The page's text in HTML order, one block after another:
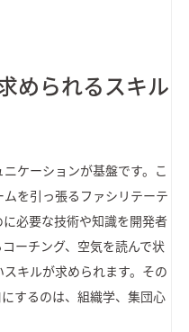
められるスキル
ケーションが基盤です。こ
を引っ張るファシリテーテ
必要な技術や知識を開発者
ーチング、空気を読んで状
キルが求められます。その
するのは、組織学、集団心